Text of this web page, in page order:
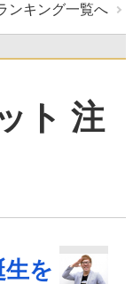
ンキング一覧へ
ト 注
を